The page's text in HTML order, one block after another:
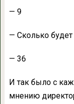
— 9
— Сколько будет
— 36
И так было с
мнению